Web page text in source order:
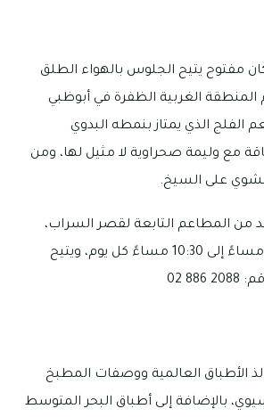
مفتوح يتيح الجلوس بالهواء الطلق
الغربية الظفرة في أبوظبي
الذي يمتاز بنمطه البدوي
مع وليمة صحراوية لا مثيل لها، ومن
على السيخ.
من المطاعم التابعة لقصر السراب،
ويفتح من الساعة 7 مساءً إلى 10:30 مساءً كل يوم، ويتيح
02
الأطباق العالمية ووصفات المطبخ
بالإضافة إلى أطباق البحر المتوسط